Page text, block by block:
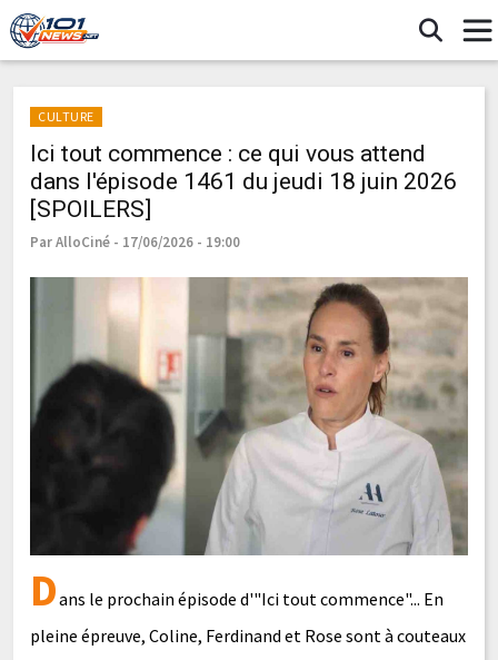
CULTURE
Ici tout commence : ce qui vous attend
dans l'épisode 1461 du jeudi 18 juin 2026
[SPOILERS]
Par AlloCiné - 17/06/2026 - 19:00
Dans le prochain épisode d'"Ici tout commence"... En
pleine épreuve, Coline, Ferdinand et Rose sont à couteaux